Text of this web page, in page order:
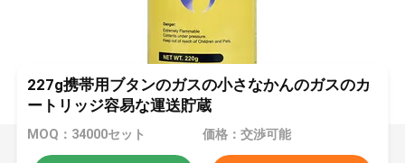
227g携帯用ブタンのガスの小さなかんのガスのカ
ートリッジ容易な運送貯蔵
MOQ：34000セット 価格：交渉可能